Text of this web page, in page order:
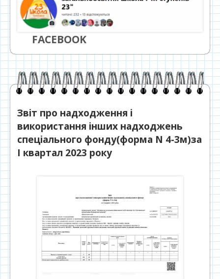
FACEBOOK
Звіт про надходження і
використання інших надходжень
спеціального фонду(форма N 4-3м)за
I квартал 2023 року